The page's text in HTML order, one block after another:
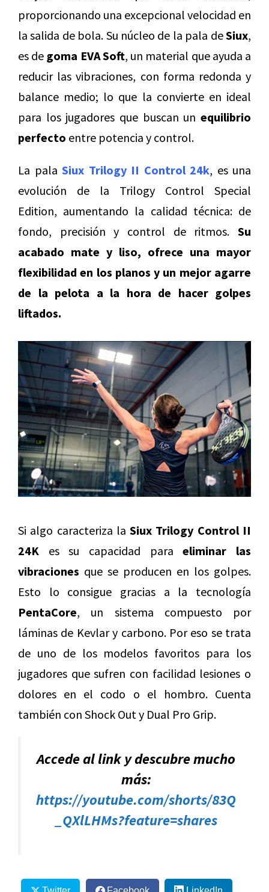
proporcionando una excepcional velocidad en
la salida de bola. Su núcleo de la pala deSiux,
es de goma EVA Soft, un material que ayuda a
reducir las vibraciones, con forma redonda y
balance medio; lo que la convierte en ideal
para los jugadores que buscan un equilibrio
perfecto entre potencia y control.
La pala Siux Trilogy II Control 24k, es una
evolución de la Trilogy Control Special
Edition, aumentando la calidad técnica: de
fondo, precisión y control de ritmos. Su
acabado mate y liso, ofrece una mayor
flexibilidad en los planos y un mejor agarre
de la pelota a la hora de hacer golpes
liftados.
Si algo caracteriza laSiux Trilogy Control II
24K es su capacidad paraeliminar las
vibraciones que se producen en los golpes.
Esto lo consigue gracias a la tecnología
PentaCore, un sistema compuesto por
láminas de Kevlar y carbono. Por eso se trata
de uno de los modelos favoritos para los
jugadores que sufren con facilidad lesiones o
dolores en el codo o el hombro. Cuenta
también con Shock Out y Dual Pro Grip.
Accede al link y descubre mucho
más:
https://youtube.com/shorts/83Q
_QXlLHMs?feature=shares